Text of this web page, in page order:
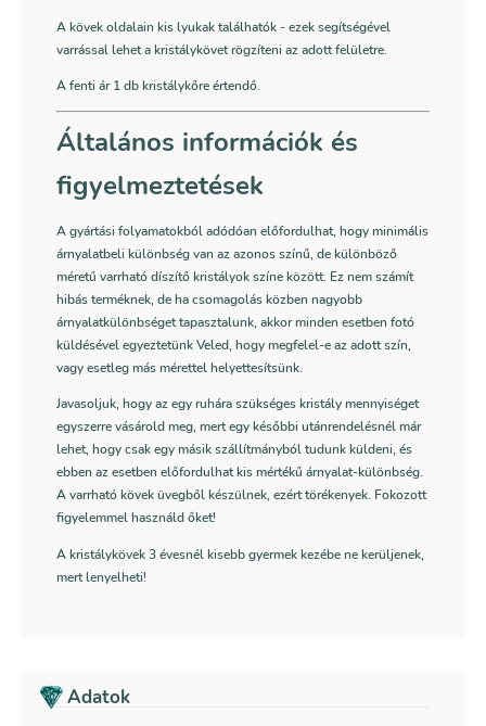
A kövek oldalain kis lyukak találhatók - ezek segítségével
varrással lehet a kristálykövet rögzíteni az adott felületre.
A fenti ár 1 db kristálykőre értendő.
Általános információk és
figyelmeztetések
A gyártási folyamatokból adódóan előfordulhat, hogy minimális
árnyalatbeli különbség van az azonos színű, de különböző
méretű varrható díszítő kristályok színe között. Ez nem számít
hibás terméknek, de ha csomagolás közben nagyobb
árnyalatkülönbséget tapasztalunk, akkor minden esetben fotó
küldésével egyeztetünk Veled, hogy megfelel-e az adott szín,
vagy esetleg más mérettel helyettesítsünk.
Javasoljuk, hogy az egy ruhára szükséges kristály mennyiséget
egyszerre vásárold meg, mert egy későbbi utánrendelésnél már
lehet, hogy csak egy másik szállítmányból tudunk küldeni, és
ebben az esetben előfordulhat kis mértékű árnyalat-különbség.
A varrható kövek üvegből készülnek, ezért törékenyek. Fokozott
figyelemmel használd őket!
A kristálykövek 3 évesnél kisebb gyermek kezébe ne kerüljenek,
mert lenyelheti!
Adatok